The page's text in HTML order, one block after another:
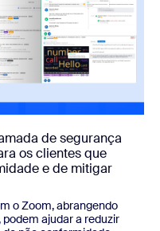
de segurança
os clientes que
e de mitigar
o Zoom, abrangendo
ajudar a reduzir